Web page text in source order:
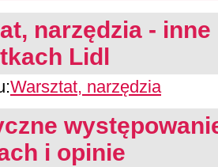
narzędzia -
Lidl
Warsztat, narzędzia
i opinie